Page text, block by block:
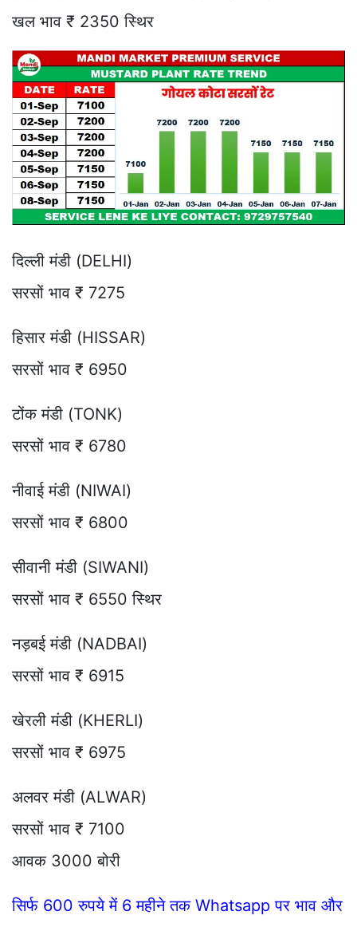
खल भाव ₹ 2350 स्थिर
दिल्ली मंडी (DELHI)
सरसों भाव ₹ 7275
हिसार मंडी (HISSAR)
सरसों भाव ₹ 6950
टोंक मंडी (TONK)
सरसों भाव ₹ 6780
नीवाई मंडी (NIWAI)
सरसों भाव ₹ 6800
सीवानी मंडी (SIWANI)
सरसों भाव ₹ 6550 स्थिर
नड़बई मंडी (NADBAI)
सरसों भाव ₹ 6915
खेरली मंडी (KHERLI)
सरसों भाव ₹ 6975
अलवर मंडी (ALWAR)
सरसों भाव ₹ 7100
आवक 3000 बोरी
सिर्फ 600 रुपये में 6 महीने तक Whatsapp पर भाव और